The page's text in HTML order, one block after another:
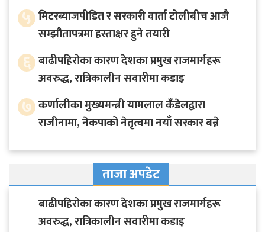
५ मिटरब्याजपीडित र सरकारी वार्ता टोलीबीच आजै
सम्झौतापत्रमा हस्ताक्षर हुने तयारी
६ बाढीपहिरोका कारण देशका प्रमुख राजमार्गहरू
अवरुद्ध, रात्रिकालीन सवारीमा कडाइ
७ कर्णालीका मुख्यमन्त्री यामलाल कँडेलद्वारा
राजीनामा, नेकपाको नेतृत्वमा नयाँ सरकार बन्ने
ताजा अपडेट
बाढीपहिरोका कारण देशका प्रमुख राजमार्गहरू
अवरुद्ध, रात्रिकालीन सवारीमा कडाइ